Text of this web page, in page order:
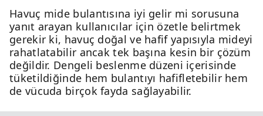
Havuç mide bulantısına iyi gelir mi sorusuna
yanıt arayan kullanıcılar için özetle belirtmek
gerekir ki, havuç doğal ve hafif yapısıyla mideyi
rahatlatabilir ancak tek başına kesin bir çözüm
değildir. Dengeli beslenme düzeni içerisinde
tüketildiğinde hem bulantıyı hafifletebilir hem
de vücuda birçok fayda sağlayabilir.